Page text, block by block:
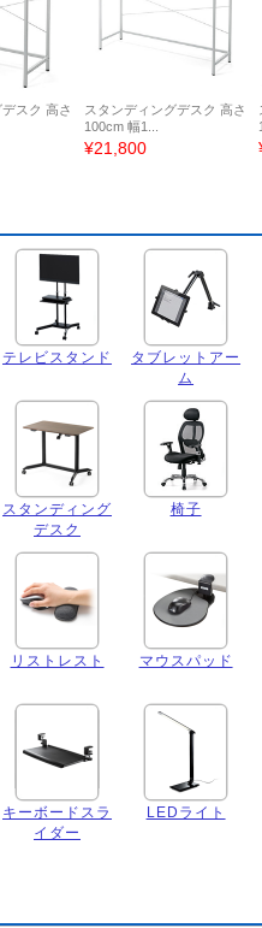
スク 高さ
スタンディングデスク 高さ
100cm 幅1...
¥21,800
テレビスタンド
タブレットアー
ム
スタンディング
デスク
椅子
リストレスト マウスパッド
キーボードスラ
イダー
LEDライト